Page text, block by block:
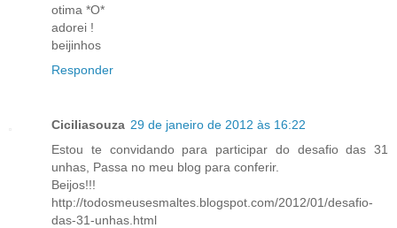
otima *O*
adorei !
beijinhos
Responder
Ciciliasouza 29 de janeiro de 2012 às 16:22
Estou te convidando para participar do desafio das 31
unhas, Passa no meu blog para conferir.
Beijos!!!
http://todosmeusesmaltes.blogspot.com/2012/01/desafio-
das-31-unhas.html